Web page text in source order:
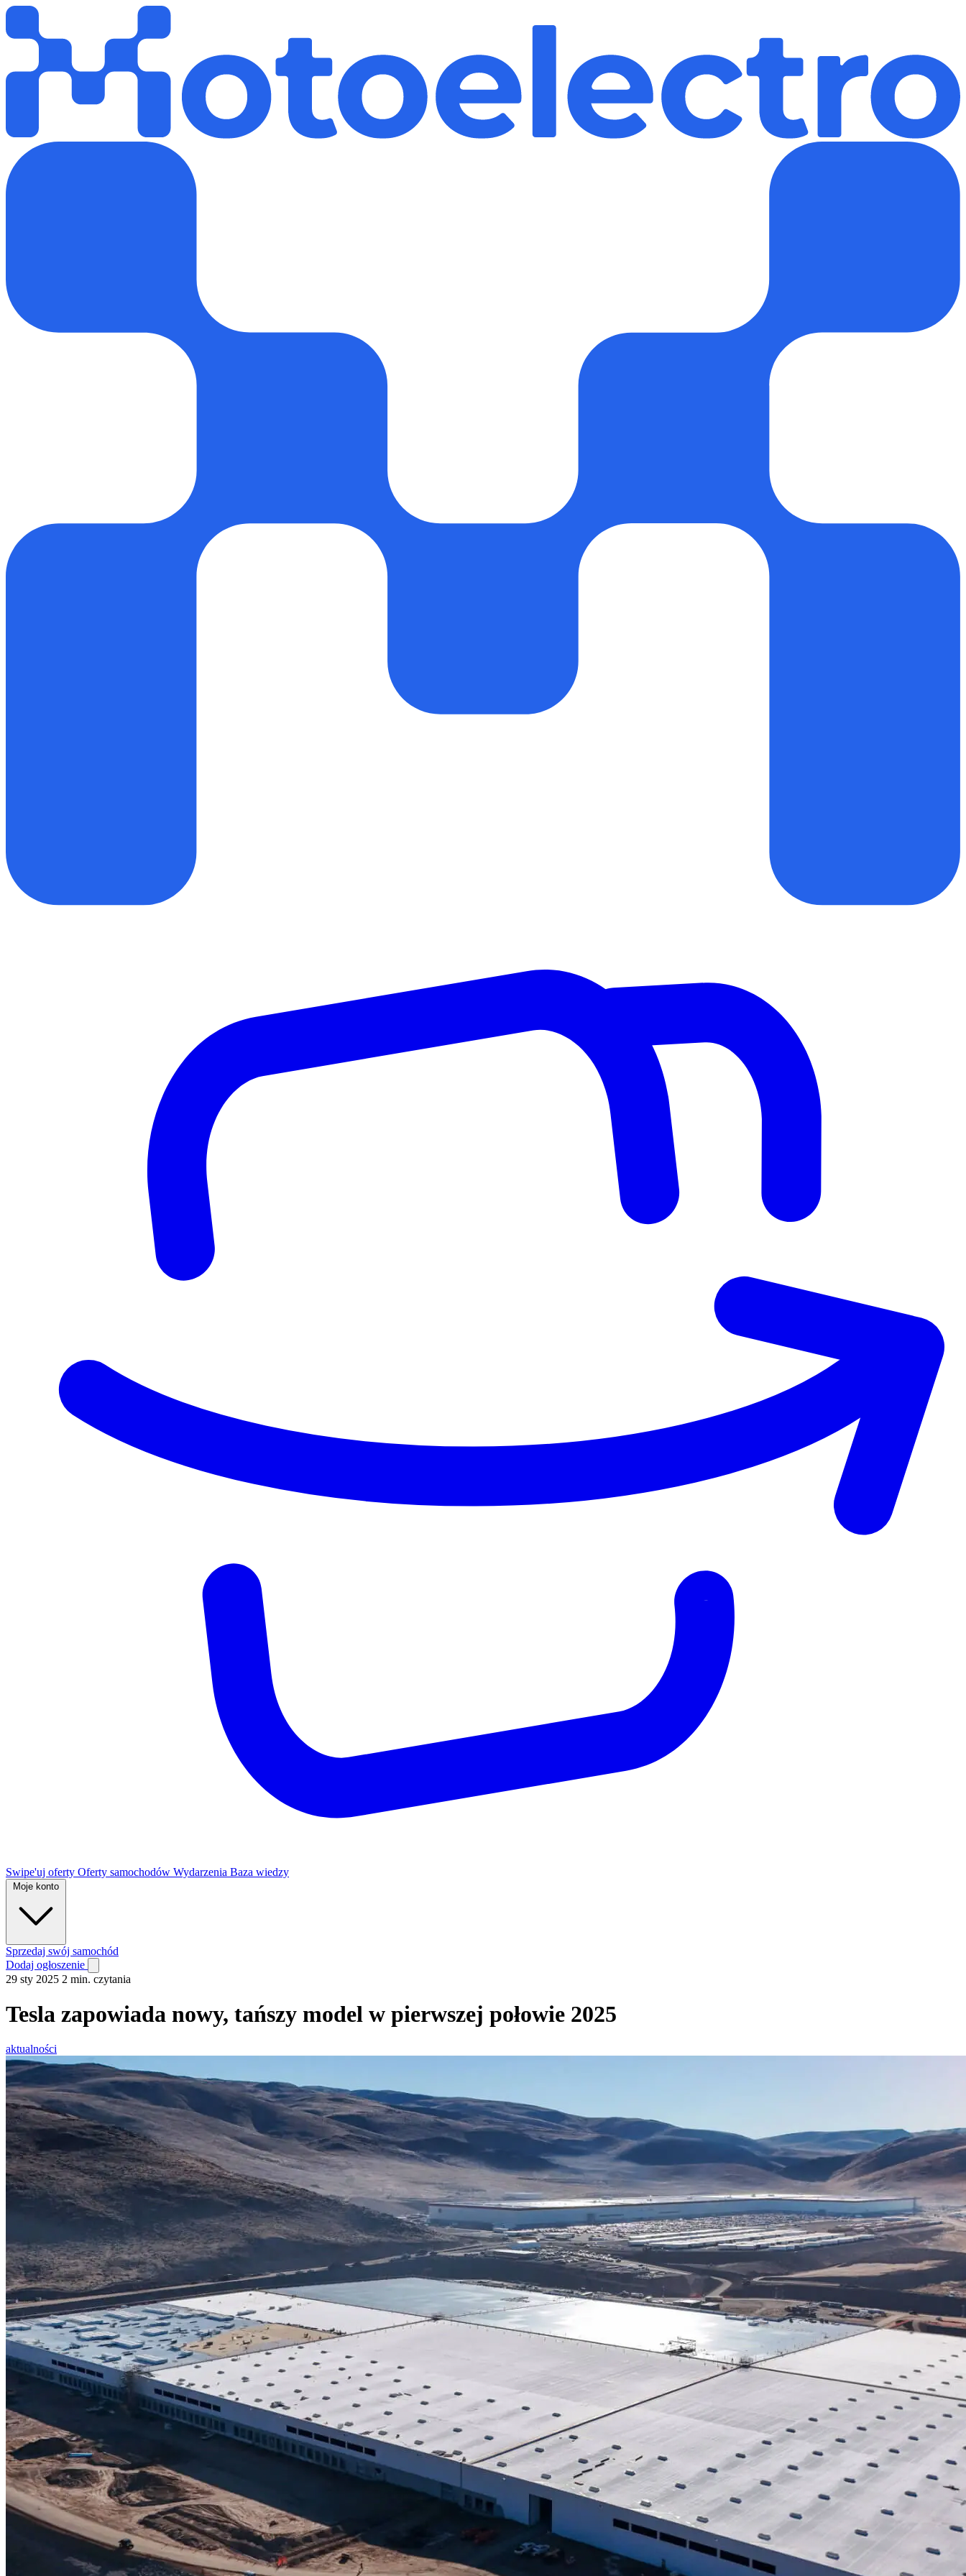
Swipe'uj oferty Oferty samochodów Wydarzenia Baza wiedzy
Moje konto
Sprzedaj swój samochód
Dodaj ogłoszenie
29 sty 2025 2 min. czytania
Tesla zapowiada nowy, tańszy model w pierwszej połowie 2025
aktualności